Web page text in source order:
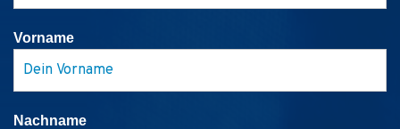
Vorname
Nachname